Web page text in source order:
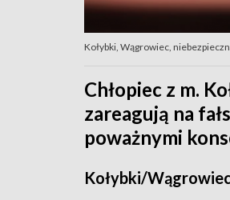
Kołybki, Wągrowiec,
Chłopiec z m.
zareagują na
poważnymi
Kołybki/